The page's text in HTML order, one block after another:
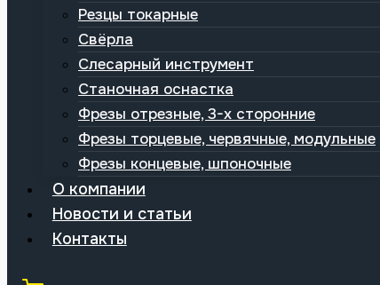
Резцы токарные
Свёрла
Слесарный инструмент
Станочная оснастка
Фрезы отрезные, 3-х сторонние
Фрезы торцевые, червячные, модульные
Фрезы концевые, шпоночные
О компании
Новости и статьи
Контакты